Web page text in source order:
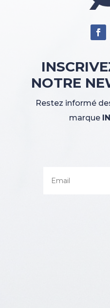
NOTRE
Restez informé
marque